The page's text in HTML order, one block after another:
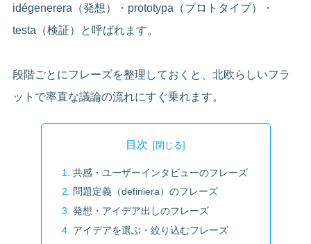
idégenerera（発想）・prototypa（プロトタイプ）・
testa（検証）と呼ばれます。
段階ごとにフレーズを整理しておくと、北欧らしいフラ
ットで率直な議論の流れにすぐ乗れます。
目次
共感・ユーザーインタビューのフレーズ
問題定義（definiera）のフレーズ
発想・アイデア出しのフレーズ
アイデアを選ぶ・絞り込むフレーズ